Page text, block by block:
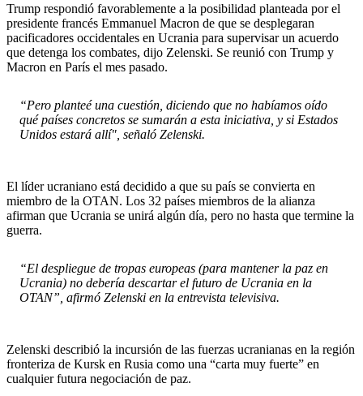
Trump respondió favorablemente a la posibilidad planteada por el
presidente francés Emmanuel Macron de que se desplegaran
pacificadores occidentales en Ucrania para supervisar un acuerdo
que detenga los combates, dijo Zelenski. Se reunió con Trump y
Macron en París el mes pasado.
“Pero planteé una cuestión, diciendo que no habíamos oído
qué países concretos se sumarán a esta iniciativa, y si Estados
Unidos estará allí", señaló Zelenski.
El líder ucraniano está decidido a que su país se convierta en
miembro de la OTAN. Los 32 países miembros de la alianza
afirman que Ucrania se unirá algún día, pero no hasta que termine la
guerra.
“El despliegue de tropas europeas (para mantener la paz en
Ucrania) no debería descartar el futuro de Ucrania en la
OTAN”, afirmó Zelenski en la entrevista televisiva.
Zelenski describió la incursión de las fuerzas ucranianas en la región
fronteriza de Kursk en Rusia como una “carta muy fuerte” en
cualquier futura negociación de paz.